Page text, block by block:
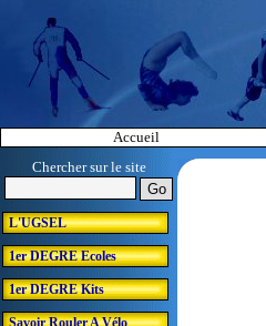
Accueil
Chercher sur le site
L'UGSEL
1er DEGRE Ecoles
1er DEGRE Kits
Savoir Rouler A Vélo